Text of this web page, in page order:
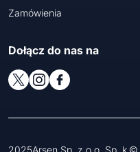
Zamówienia
Dołącz do nas na
2025Arsen Sp. z o.o. Sp.